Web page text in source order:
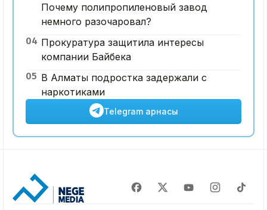
Почему полипропиленовый завод
немного разочаровал?
04 Прокуратура защитила интересы
компании Байбека
05 В Алматы подростка задержали с
наркотиками
Telegram арнасы